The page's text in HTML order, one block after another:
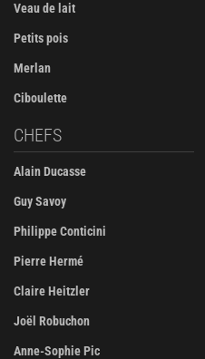
Veau de lait
Petits pois
Merlan
Ciboulette
CHEFS
Alain Ducasse
Guy Savoy
Philippe Conticini
Pierre Hermé
Claire Heitzler
Joël Robuchon
Anne-Sophie Pic